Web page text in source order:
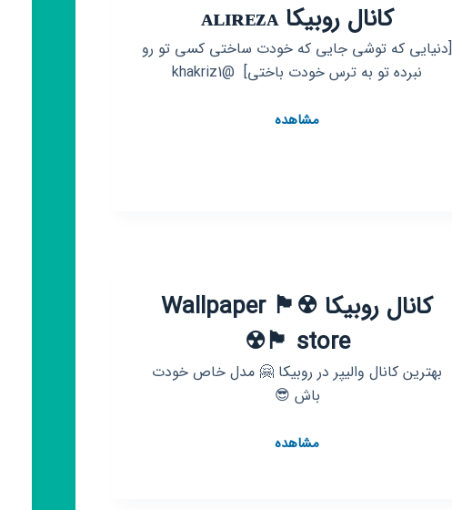
کانال روبیکا ᴀʟɪʀᴇᴢᴀ
[دنیایی که توشی جایی که خودت ساختی کسی تو رو
نبرده تو به ترس خودت باختی] ‌ @khakriz1
مشاهدهکانال
کانال روبیکا ☢🏴 Wallpaper
store 🏴☢
بهترین کانال والیپر در روبیکا 🤗 مدل خاص خودت
باش 😎
مشاهدهکانال